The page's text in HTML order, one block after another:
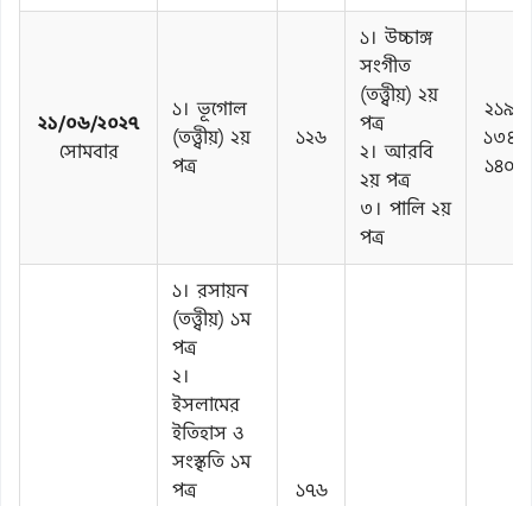
২১/০৬/২০২৭
সোমবার
১। ভূগোল
(তত্ত্বীয়) ২য়
পত্র
১২৬
১। উচ্চাঙ্গ
সংগীত
(তত্ত্বীয়) ২য়
পত্র
২। আরবি
২য় পত্র
৩। পালি ২য়
পত্র
২১৯
১৩৪
১৪০
১। রসায়ন
(তত্ত্বীয়) ১ম
পত্র
২।
ইসলামের
ইতিহাস ও
সংস্কৃতি ১ম
পত্র
১৭৬